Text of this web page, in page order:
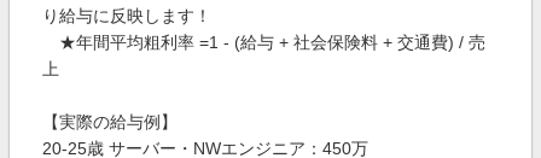
り給与に反映します！
★年間平均粗利率 =1 - (給与 + 社会保険料 + 交通費) / 売
上
【実際の給与例】
20-25歳 サーバー・NWエンジニア：450万